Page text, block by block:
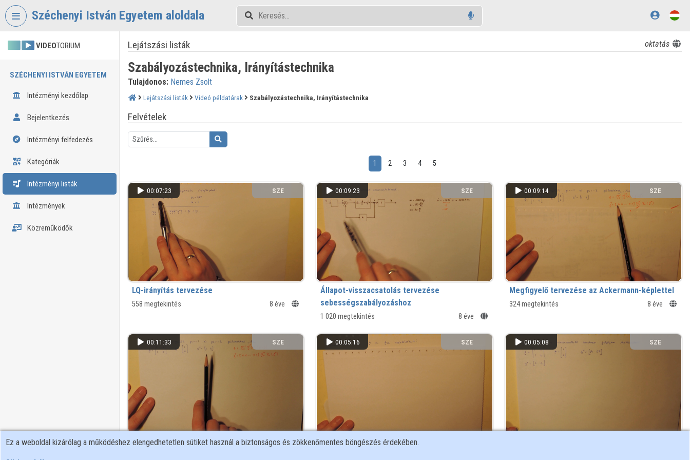
Fejléc kihagyása
Széchenyi István Egyetem aloldala
VIDEOTORIUM
SZÉCHENYI ISTVÁN EGYETEM
Intézményi kezdőlap
Bejelentkezés
Intézményi felfedezés
Kategóriák
Intézményi listák
Intézmények
Közreműködők
Lejátszási listák oktatás
Szabályozástechnika, Irányítástechnika
Tulajdonos: Nemes Zsolt
Lejátszási listák Videó példatárak Szabályozástechnika, Irányítástechnika
Felvételek
1 2 3 4 5
00:07:23 SZE
LQ-irányítás tervezése
558 megtekintés 8 éve
00:09:23 SZE
Állapot-visszacsatolás tervezése
sebességszabályozáshoz
1 020 megtekintés 8 éve
00:09:14 SZE
Megfigyelő tervezése az Ackermann-képlettel
324 megtekintés 8 éve
00:11:33 SZE
Megfigyelő tervezése a Bass-Gura-
00:05:16 SZE
Állapot-visszacsatolás, a sajátértékek
00:05:08 SZE
Ez a weboldal kizárólag a működéshez elengedhetetlen sütiket használ a biztonságos és zökkenőmentes böngészés érdekében.